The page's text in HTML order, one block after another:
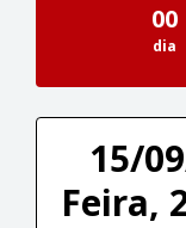
00
dia
15/
Feira,